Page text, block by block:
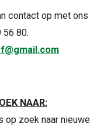
contact op met ons
56 80.
NAAR:
op zoek naar nieuwe